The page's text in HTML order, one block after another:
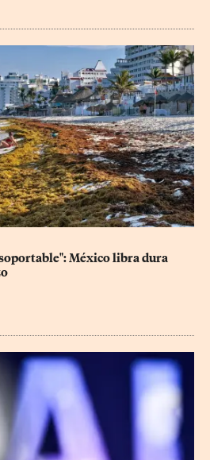
México libra dura